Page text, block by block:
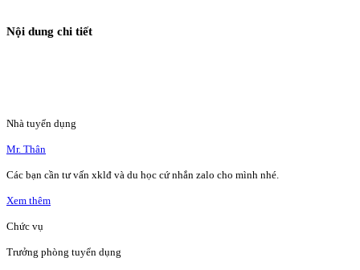
Nội dung chi tiết
Nhà tuyển dụng
Mr. Thân
Các bạn cần tư vấn xklđ và du học cứ nhắn zalo cho mình nhé.
Xem thêm
Chức vụ
Trưởng phòng tuyển dụng